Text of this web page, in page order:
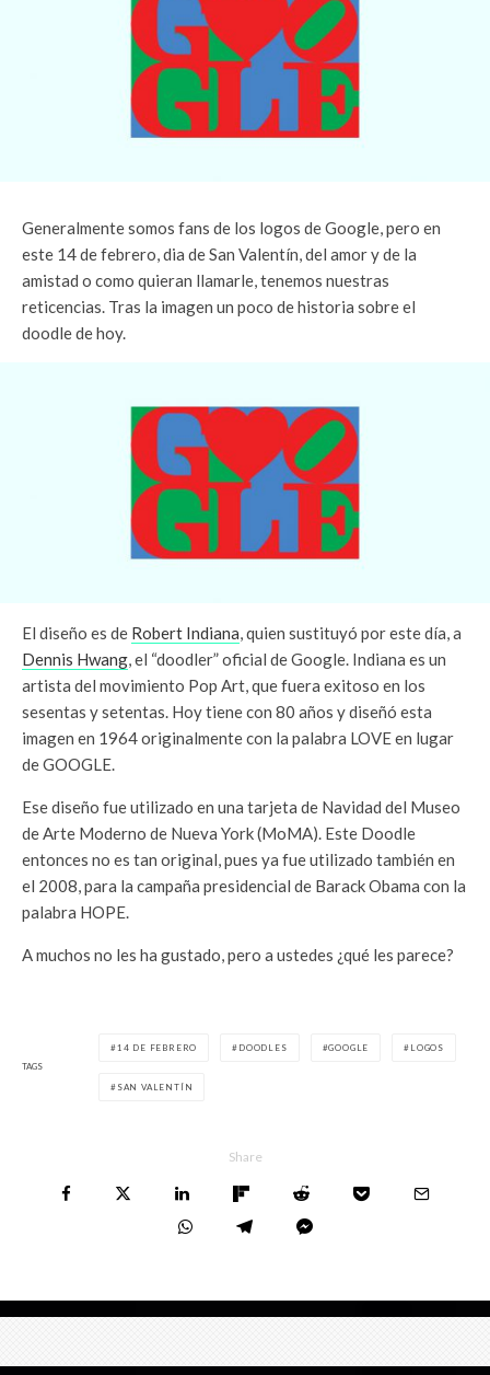
Generalmente somos fans de los logos de Google, pero en
este 14 de febrero, dia de San Valentín, del amor y de la
amistad o como quieran llamarle, tenemos nuestras
reticencias. Tras la imagen un poco de historia sobre el
doodle de hoy.
El diseño es de Robert Indiana , quien sustituyó por este día, a
Dennis Hwang , el “doodler” oficial de Google. Indiana es un
artista del movimiento Pop Art, que fuera exitoso en los
sesentas y setentas. Hoy tiene con 80 años y diseñó esta
imagen en 1964 originalmente con la palabra LOVE en lugar
de GOOGLE.
Ese diseño fue utilizado en una tarjeta de Navidad del Museo
de Arte Moderno de Nueva York (MoMA). Este Doodle
entonces no es tan original, pues ya fue utilizado también en
el 2008, para la campaña presidencial de Barack Obama con la
palabra HOPE.
A muchos no les ha gustado, pero a ustedes ¿qué les parece?
TAGS
14 DE FEBRERO DOODLES GOOGLE LOGOS
SAN VALENTÍN
Share